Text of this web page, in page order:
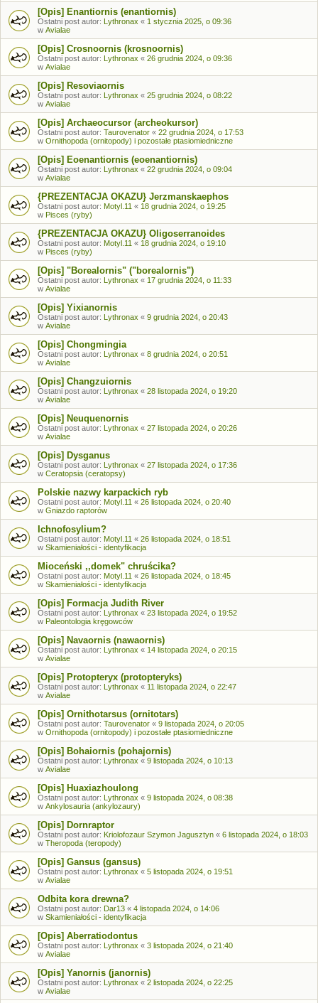
[Opis] Enantiornis (enantiornis)
Ostatni post autor: Lythronax « 1 stycznia 2025, o 09:36
w Avialae
[Opis] Crosnoornis (krosnoornis)
Ostatni post autor: Lythronax « 26 grudnia 2024, o 09:36
w Avialae
[Opis] Resoviaornis
Ostatni post autor: Lythronax « 25 grudnia 2024, o 08:22
w Avialae
[Opis] Archaeocursor (archeokursor)
Ostatni post autor: Taurovenator « 22 grudnia 2024, o 17:53
w Ornithopoda (ornitopody) i pozostałe ptasiomiedniczne
[Opis] Eoenantiornis (eoenantiornis)
Ostatni post autor: Lythronax « 22 grudnia 2024, o 09:04
w Avialae
{PREZENTACJA OKAZU} Jerzmanskaephos
Ostatni post autor: Motyl.11 « 18 grudnia 2024, o 19:25
w Pisces (ryby)
{PREZENTACJA OKAZU} Oligoserranoides
Ostatni post autor: Motyl.11 « 18 grudnia 2024, o 19:10
w Pisces (ryby)
[Opis] "Borealornis" ("borealornis")
Ostatni post autor: Lythronax « 17 grudnia 2024, o 11:33
w Avialae
[Opis] Yixianornis
Ostatni post autor: Lythronax « 9 grudnia 2024, o 20:43
w Avialae
[Opis] Chongmingia
Ostatni post autor: Lythronax « 8 grudnia 2024, o 20:51
w Avialae
[Opis] Changzuiornis
Ostatni post autor: Lythronax « 28 listopada 2024, o 19:20
w Avialae
[Opis] Neuquenornis
Ostatni post autor: Lythronax « 27 listopada 2024, o 20:26
w Avialae
[Opis] Dysganus
Ostatni post autor: Lythronax « 27 listopada 2024, o 17:36
w Ceratopsia (ceratopsy)
Polskie nazwy karpackich ryb
Ostatni post autor: Motyl.11 « 26 listopada 2024, o 20:40
w Gniazdo raptorów
Ichnofosylium?
Ostatni post autor: Motyl.11 « 26 listopada 2024, o 18:51
w Skamieniałości - identyfikacja
Mioceński ,,domek" chruścika?
Ostatni post autor: Motyl.11 « 26 listopada 2024, o 18:45
w Skamieniałości - identyfikacja
[Opis] Formacja Judith River
Ostatni post autor: Lythronax « 23 listopada 2024, o 19:52
w Paleontologia kręgowców
[Opis] Navaornis (nawaornis)
Ostatni post autor: Lythronax « 14 listopada 2024, o 20:15
w Avialae
[Opis] Protopteryx (protopteryks)
Ostatni post autor: Lythronax « 11 listopada 2024, o 22:47
w Avialae
[Opis] Ornithotarsus (ornitotars)
Ostatni post autor: Taurovenator « 9 listopada 2024, o 20:05
w Ornithopoda (ornitopody) i pozostałe ptasiomiedniczne
[Opis] Bohaiornis (pohajornis)
Ostatni post autor: Lythronax « 9 listopada 2024, o 10:13
w Avialae
[Opis] Huaxiazhoulong
Ostatni post autor: Lythronax « 9 listopada 2024, o 08:38
w Ankylosauria (ankylozaury)
[Opis] Dornraptor
Ostatni post autor: Kriolofozaur Szymon Jagusztyn « 6 listopada 2024, o 18:03
w Theropoda (teropody)
[Opis] Gansus (gansus)
Ostatni post autor: Lythronax « 5 listopada 2024, o 19:51
w Avialae
Odbita kora drewna?
Ostatni post autor: Dar13 « 4 listopada 2024, o 14:06
w Skamieniałości - identyfikacja
[Opis] Aberratiodontus
Ostatni post autor: Lythronax « 3 listopada 2024, o 21:40
w Avialae
[Opis] Yanornis (janornis)
Ostatni post autor: Lythronax « 2 listopada 2024, o 22:25
w Avialae